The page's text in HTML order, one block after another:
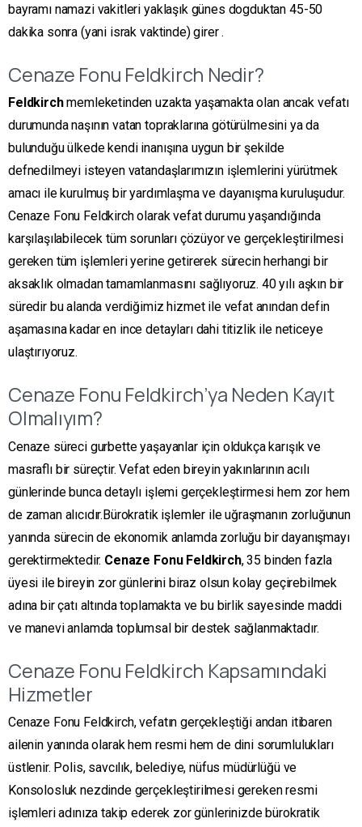
bayramı namazi vakitleri yaklaşık günes dogduktan 45-50
dakika sonra (yani israk vaktinde) girer .
Cenaze Fonu Feldkirch Nedir?
Feldkirchmemleketinden uzakta yaşamakta olan ancak vefatı
durumunda naşının vatan topraklarına götürülmesini ya da
bulunduğu ülkede kendi inanışına uygun bir şekilde
defnedilmeyi isteyen vatandaşlarımızın işlemlerini yürütmek
amacı ile kurulmuş bir yardımlaşma ve dayanışma kuruluşudur.
Cenaze Fonu Feldkirch olarak vefat durumu yaşandığında
karşılaşılabilecek tüm sorunları çözüyor ve gerçekleştirilmesi
gereken tüm işlemleri yerine getirerek sürecin herhangi bir
aksaklık olmadan tamamlanmasını sağlıyoruz. 40 yılı aşkın bir
süredir bu alanda verdiğimiz hizmet ile vefat anından defin
aşamasına kadar en ince detayları dahi titizlik ile neticeye
ulaştırıyoruz.
Cenaze Fonu Feldkirch’ya Neden Kayıt
Olmalıyım?
Cenaze süreci gurbette yaşayanlar için oldukça karışık ve
masraflı bir süreçtir. Vefat eden bireyin yakınlarının acılı
günlerinde bunca detaylı işlemi gerçekleştirmesi hem zor hem
de zaman alıcıdır.Bürokratik işlemler ile uğraşmanın zorluğunun
yanında sürecin de ekonomik anlamda zorluğu bir dayanışmayı
gerektirmektedir. Cenaze FonuFeldkirch, 35 binden fazla
üyesi ile bireyin zor günlerini biraz olsun kolay geçirebilmek
adına bir çatı altında toplamakta ve bu birlik sayesinde maddi
ve manevi anlamda toplumsal bir destek sağlanmaktadır.
Cenaze Fonu Feldkirch Kapsamındaki
Hizmetler
Cenaze Fonu Feldkirch, vefatın gerçekleştiği andan itibaren
ailenin yanında olarak hem resmi hem de dini sorumlulukları
üstlenir. Polis, savcılık, belediye, nüfus müdürlüğü ve
Konsolosluk nezdinde gerçekleştirilmesi gereken resmi
işlemleri adınıza takip ederek zor günlerinizde bürokratik